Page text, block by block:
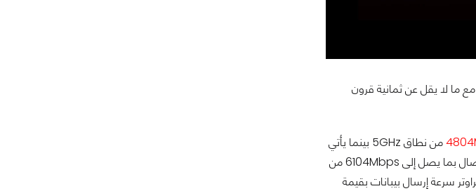
مع ما لا يقل عن ثمانية قرون
من نطاق 5GHz بينما يأتي
وبهذا الشكل نحصل على مجموع عرض نطاق إتصال بما يصل إلى 6104Mbps من